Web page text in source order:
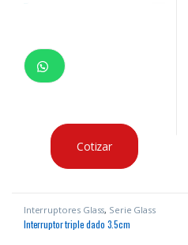
Cotizar
Interruptores Glass, Serie Glass
Interruptor triple dado 3.5cm